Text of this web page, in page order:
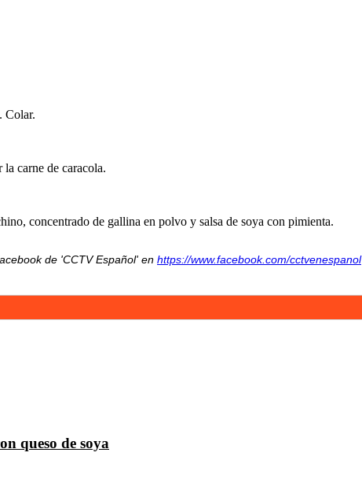
Colar.
carne de caracola.
concentrado de gallina en polvo y salsa de soya con pimienta.
de 'CCTV Español' en https://www.facebook.com/cctvenespanol
queso de soya